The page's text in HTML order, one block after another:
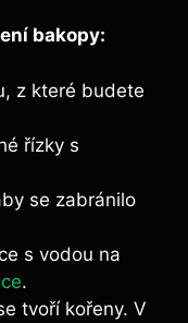
bakopy:
z které budete
řízky s
se zabránilo
s vodou na
.
tvoří kořeny. V